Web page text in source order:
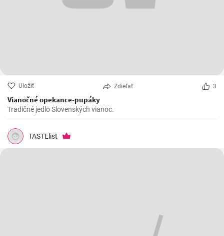
Uložiť Zdieľať 3
Vianočné opekance-pupáky
Tradičné jedlo Slovenských vianoc.
TASTElist